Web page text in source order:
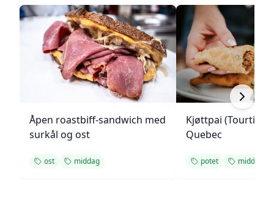
Åpen roastbiff-sandwich med
surkål og ost
ost middag
Kjøttpai
Quebec
potet middag